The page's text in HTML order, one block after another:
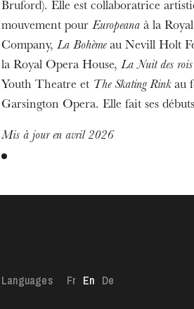
Bruford). Elle est collaboratrice
mouvement pour Europeanaà la Royal
Company, La Bohèmeau Nevill Holt
la Royal Opera House, La Nuit des rois
Youth Theatre et The Skating Rinkau
Garsington Opera. Elle fait ses
Mis à jour en avril 2026
Languages Fr En De